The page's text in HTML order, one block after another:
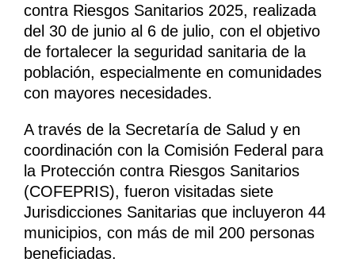
contra Riesgos Sanitarios 2025, realizada
del 30 de junio al 6 de julio, con el objetivo
de fortalecer la seguridad sanitaria de la
población, especialmente en comunidades
con mayores necesidades.
A través de la Secretaría de Salud y en
coordinación con la Comisión Federal para
la Protección contra Riesgos Sanitarios
(COFEPRIS), fueron visitadas siete
Jurisdicciones Sanitarias que incluyeron 44
municipios, con más de mil 200 personas
beneficiadas.